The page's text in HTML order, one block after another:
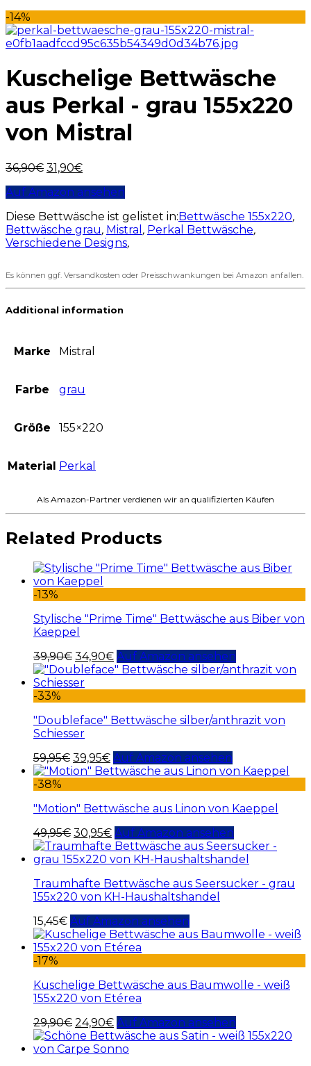
-14%
Kuschelige Bettwäsche
aus Perkal - grau 155x220
von Mistral
36,90€ 31,90€
Auf Amazon ansehen
Diese Bettwäsche ist gelistet in:Bettwäsche 155x220,
Bettwäsche grau, Mistral , Perkal Bettwäsche,
Verschiedene Designs,
Es können ggf. Versandkosten oder Preisschwankungen bei Amazon anfallen.
Additional information
Marke Mistral
Farbe grau
Größe 155×220
Material Perkal
Als Amazon-Partner verdienen wir an qualifizierten Käufen
Related Products
-13%
Stylische "Prime Time" Bettwäsche aus Biber von
Kaeppel
39,90€ 34,90€ Auf Amazon ansehen
-33%
"Doubleface" Bettwäsche silber/anthrazit von
Schiesser
59,95€ 39,95€ Auf Amazon ansehen
-38%
"Motion" Bettwäsche aus Linon von Kaeppel
49,95€ 30,95€ Auf Amazon ansehen
Traumhafte Bettwäsche aus Seersucker - grau
155x220 von KH-Haushaltshandel
15,45€ Auf Amazon ansehen
-17%
Kuschelige Bettwäsche aus Baumwolle - weiß
155x220 von Etérea
29,90€ 24,90€ Auf Amazon ansehen